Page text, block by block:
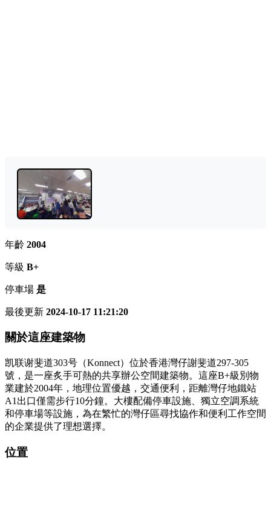
年齡 2004
等級 B+
停車場 是
最後更新 2024-10-17 11:21:20
關於這座建築物
凯联谢斐道303号（Konnect）位於香港灣仔謝斐道297-305
號，是一座炙手可熱的共享辦公空間建築物。這座B+級別物
業建於2004年，地理位置優越，交通便利，距離灣仔地鐵站
A1出口僅需步行10分鐘。大樓配備停車設施、獨立空調系統
和停車場等設施，為在繁忙的灣仔區尋找協作和便利工作空間
的企業提供了理想選擇。
位置